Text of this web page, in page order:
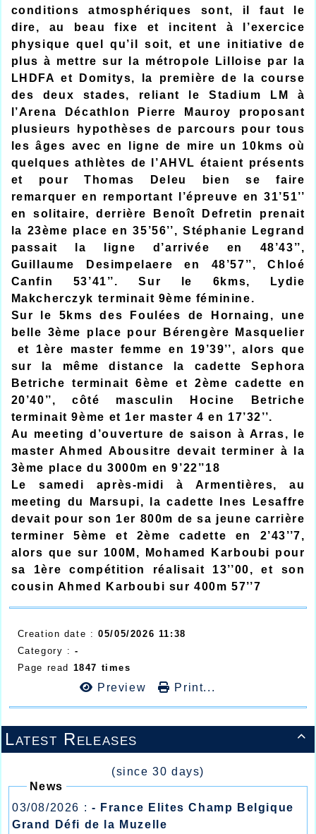

Latest Releases
(since 30 days)
News
03/08/2026 : - France Elites Champ Belgique
Grand Défi de la Muzelle
conditions atmosphériques sont, il faut le
dire, au beau fixe et incitent à l’exercice
physique quel qu’il soit, et une initiative de
plus à mettre sur la métropole Lilloise par la
LHDFA et Domitys, la première de la course
des deux stades, reliant le Stadium LM à
l’Arena Décathlon Pierre Mauroy proposant
plusieurs hypothèses de parcours pour tous
les âges avec en ligne de mire un 10kms où
quelques athlètes de l’AHVL étaient présents
et pour Thomas Deleu bien se faire
remarquer en remportant l’épreuve en 31’51’’
en solitaire, derrière Benoît Defretin prenait
la 23ème place en 35’56’’, Stéphanie Legrand
passait la ligne d’arrivée en 48’43’’,
Guillaume Desimpelaere en 48’57’’, Chloé
Canfin 53’41’’. Sur le 6kms, Lydie
Makcherczyk terminait 9ème féminine.
Sur le 5kms des Foulées de Hornaing, une
belle 3ème place pour Bérengère Masquelier
et 1ère master femme en 19’39’’, alors que
sur la même distance la cadette Sephora
Betriche terminait 6ème et 2ème cadette en
20’40’’, côté masculin Hocine Betriche
terminait 9ème et 1er master 4 en 17’32’’.
Au meeting d’ouverture de saison à Arras, le
master Ahmed Abousitre devait terminer à la
3ème place du 3000m en 9’22’’18
Le samedi après-midi à Armentières, au
meeting du Marsupi, la cadette Ines Lesaffre
devait pour son 1er 800m de sa jeune carrière
terminer 5ème et 2ème cadette en 2’43’’7,
alors que sur 100M, Mohamed Karboubi pour
sa 1ère compétition réalisait 13’’00, et son
cousin Ahmed Karboubi sur 400m 57’’7
Creation date :05/05/2026 11:38
Category :-
Page read 1847 times
Preview Print...